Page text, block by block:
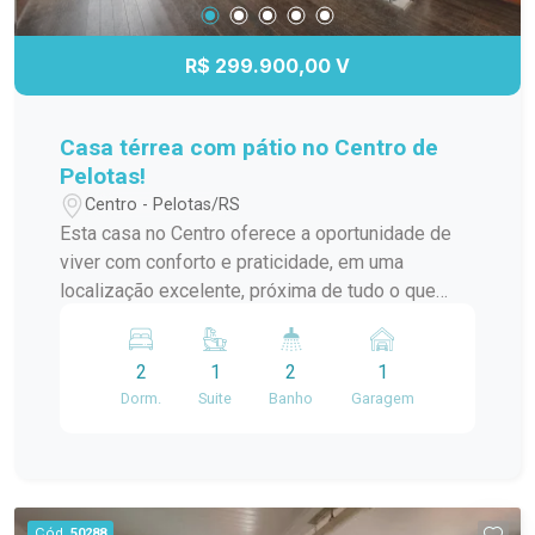
Banheira; Ambientes amplos e bem distribuídos;
Ampla sacada; Hidromassagem; Localizada em
condomínio, oferecendo mais segurança e
conhecer de perto essa incrível oportunidade. Um
imóvel pensado para quem valoriza conforto,
R$ 299.900,00 V
Casa térrea com pátio no Centro de
Pelotas!
Centro - Pelotas/RS
Esta casa no Centro oferece a oportunidade de
viver com conforto e praticidade, em uma
localização excelente, próxima de tudo o que
conta com um pátio, algo cada vez mais raro no
Centro da cidade! Características do imóvel: 02
dormitórios, sendo 1 suíte com closet,
com ambientes integrados para maior
2
Dorm.
1
Suite
2
Banho
1
Garagem